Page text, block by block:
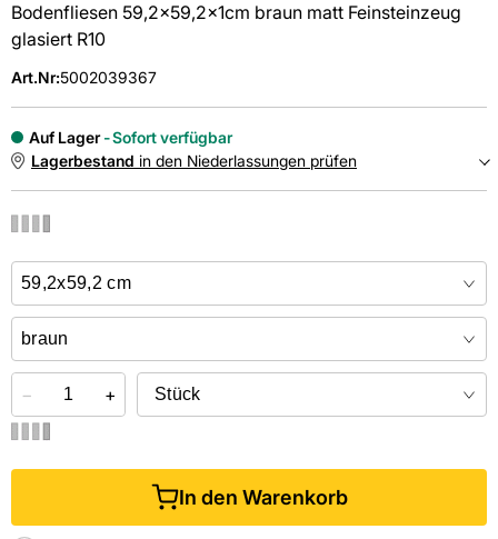
Bodenfliesen 59,2x59,2x1cm braun matt Feinsteinzeug
glasiert R10
Art.Nr:5002039367
Auf Lager
Sofort verfügbar
Lagerbestand in den Niederlassungen prüfen
Online kaufen &
− +
In den Warenkorb